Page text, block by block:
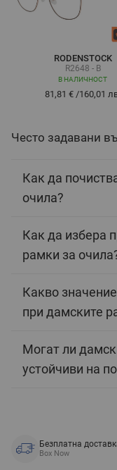
RODENSTOCK
R2648 - B
В НАЛИЧНОСТ
81,81 € /160,01
Често задавани
Как да
очила?
Как да избера
рамки за
Какво
при дамските
Могат ли
устойчиви на
Безплатна
Box Now